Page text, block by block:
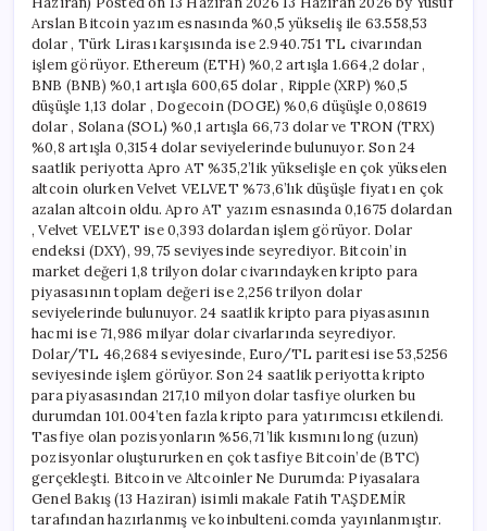
Bakış
(13
Haziran)
için
Arslan Bitcoin yazım esnasında %0,5 yükseliş ile 63.558,53
dolar , Türk Lirası karşısında ise 2.940.751 TL civarından
işlem görüyor. Ethereum (ETH) %0,2 artışla 1.664,2 dolar ,
BNB (BNB) %0,1 artışla 600,65 dolar , Ripple (XRP) %0,5
düşüşle 1,13 dolar , Dogecoin (DOGE) %0,6 düşüşle 0,08619
dolar , Solana (SOL) %0,1 artışla 66,73 dolar ve TRON (TRX)
%0,8 artışla 0,3154 dolar seviyelerinde bulunuyor. Son 24
saatlik periyotta Apro AT %35,2’lik yükselişle en çok yükselen
altcoin olurken Velvet VELVET %73,6’lık düşüşle fiyatı en çok
azalan altcoin oldu. Apro AT yazım esnasında 0,1675 dolardan
, Velvet VELVET ise 0,393 dolardan işlem görüyor. Dolar
endeksi (DXY), 99,75 seviyesinde seyrediyor. Bitcoin’in
market değeri 1,8 trilyon dolar civarındayken kripto para
piyasasının toplam değeri ise 2,256 trilyon dolar
seviyelerinde bulunuyor. 24 saatlik kripto para piyasasının
hacmi ise 71,986 milyar dolar civarlarında seyrediyor.
Dolar/TL 46,2684 seviyesinde, Euro/TL paritesi ise 53,5256
seviyesinde işlem görüyor. Son 24 saatlik periyotta kripto
para piyasasından 217,10 milyon dolar tasfiye olurken bu
durumdan 101.004’ten fazla kripto para yatırımcısı etkilendi.
Tasfiye olan pozisyonların %56,71’lik kısmını long (uzun)
pozisyonlar oluştururken en çok tasfiye Bitcoin’de (BTC)
gerçekleşti. Bitcoin ve Altcoinler Ne Durumda: Piyasalara
Genel Bakış (13 Haziran) isimli makale Fatih TAŞDEMİR
tarafından hazırlanmış ve koinbulteni.comda yayınlanmıştır.